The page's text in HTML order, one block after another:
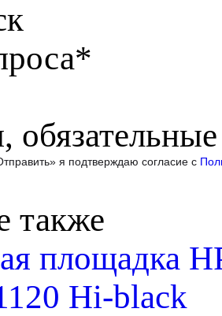
я подтверждаю согласие с
также
площадка
Hi-black